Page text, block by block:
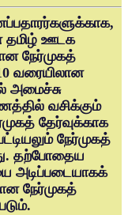
தமிழ் ஊடக
நேர்முகத்
வரையிலான
அமைச்சு
வசிக்கும்
தேர்வுக்காக
நேர்முகத்
தற்போதைய
அடிப்படையாகக்
நேர்முகத்